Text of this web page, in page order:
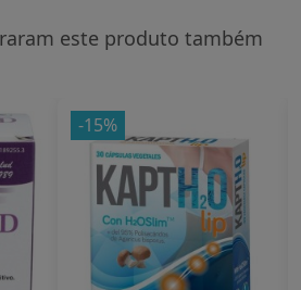
este produto também
-15%